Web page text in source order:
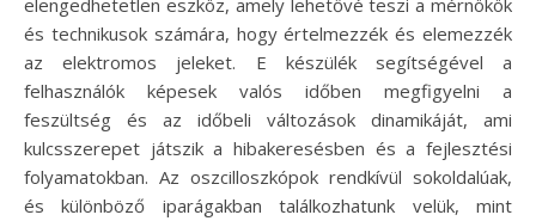
elengedhetetlen eszköz, amely lehetővé teszi a mérnökök
és technikusok számára, hogy értelmezzék és elemezzék
az elektromos jeleket. E készülék segítségével a
felhasználók képesek valós időben megfigyelni a
feszültség és az időbeli változások dinamikáját, ami
kulcsszerepet játszik a hibakeresésben és a fejlesztési
folyamatokban. Az oszcilloszkópok rendkívül sokoldalúak,
és különböző iparágakban találkozhatunk velük, mint